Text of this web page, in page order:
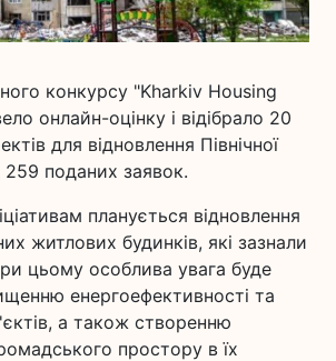
конкурсу "Kharkiv Housing
онлайн-оцінку і відібрало 20
для відновлення Північної
259 поданих заявок.
планується відновлення
житлових будинків, які зазнали
цьому особлива увага буде
енергоефективності та
а також створенню
простору в їх